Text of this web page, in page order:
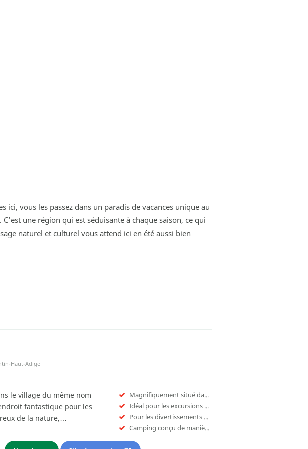
ici, vous les passez dans un paradis de vacances unique au
une région qui est séduisante à chaque saison, ce qui
naturel et culturel vous attend ici en été aussi bien
Haut-Adige
le village du même nom
fantastique pour les
de la nature,…
Magnifiquement situé dans les montagnes
Idéal pour les excursions dans la nature
Pour les divertissements en été et en hiver
Camping conçu de manière moderne